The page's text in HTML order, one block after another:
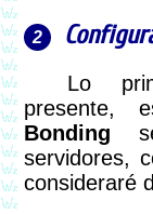
Lo primero que debemos tener
presente,
Bonding
servidores,
consideraré